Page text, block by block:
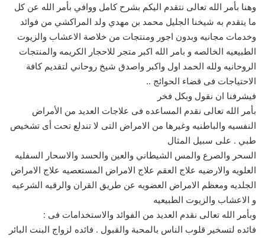
وهنا بأمر الله تعالى نتقدم اليكم بشرح كامل ووافي بأمر الله عن كل
ما يتقدم به شيخنا الجليل محمد بن مهدي ولد المراكشي من فوائد
وخدمات مجانيه وبدون اجور ومنتجات من خلاصة الاعشاب والزيوت
الطبيعيه الخالصه و بامر الله اكبر متجر للاحجار الكريمه والمنتجات
الروحانيه ولله الحمد اول واكبر واصدق شيخ روحاني لتقديم كافة
الاحتياجات فى قضاء الحوائج ..
فيشرفنا ان نقول وبكل فخر
بأمر الله تعالى نقدم المساعده فى علاجات العديد من الأمراض
النفسيه والباطنيه وغيرها من الامراض التى لا تندلع تحت أى تشخيص
طبي . على سبيل المثال
السحر والصرع والمس الشيطاني والعين والحسد والاسحار السفليه
العلويه والارضيه علاج العقم علاج الامراض المستعصيه علاج الامراض
الجلديه ومعظم الامراض العضويه عن طريق القران والرقيه الشرعيه
و الاعشاب والزيوت الطبيعيه
وبأمر الله تعالى نقدم العديد من الفوائد والاستخدامات فى :
فائده لتسخير قلوب الناس بالمحبة والقبول . فائده لزواج البنت البائر